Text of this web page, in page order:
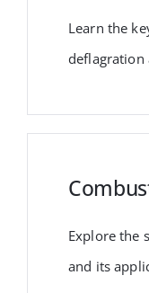
Learn the
deflagration
Explore the
and its